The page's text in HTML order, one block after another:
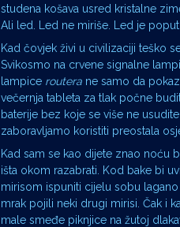
studena košava usred kristalne
Ali led. Led ne miriše. Led je
Kad čovjek živi u civilizaciji teško
Svikosmo na crvene signalne
lampice routera ne samo da
večernja tableta za tlak počne
baterije bez koje se više ne
zaboravljamo koristiti preostala
Kad sam se kao dijete znao noću
išta okom razabrati. Kod bake bi
mirisom ispuniti cijelu sobu
mrak pojili neki drugi mirisi. Čak i
male smeđe piknjice na žutoj